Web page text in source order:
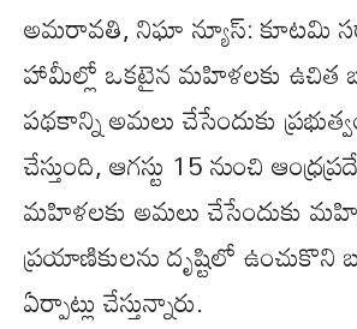
అమరావతి, నిఘా న్యూస్: కూటమి
హామీల్లో ఒకటైన మహిళలకు ఉచిత
పథకాన్ని అమలు చేసేందుకు
చేస్తుంది, ఆగస్టు 15 నుంచి
మహిళలకు అమలు చేసేందుకు
ప్రయాణికులను దృష్టిలో ఉంచుకొని
ఏర్పాట్లు చేస్తున్నారు.